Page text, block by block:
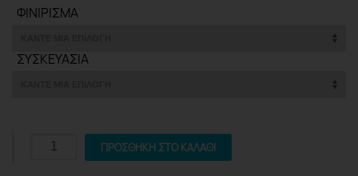
ΦΙΝΊΡΙΣΜΑ
ΣΥΣΚΕΥΑΣΊΑ
Aquachrom
ΠΡΟΣΘΉΚΗ ΣΤΟ ΚΑΛΆΘΙ